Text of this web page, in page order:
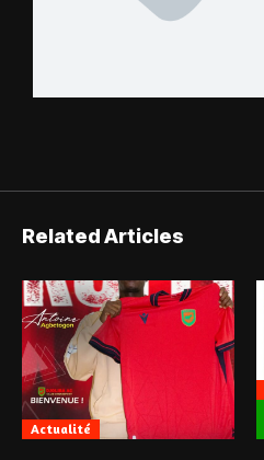
Related Articles
Actualité